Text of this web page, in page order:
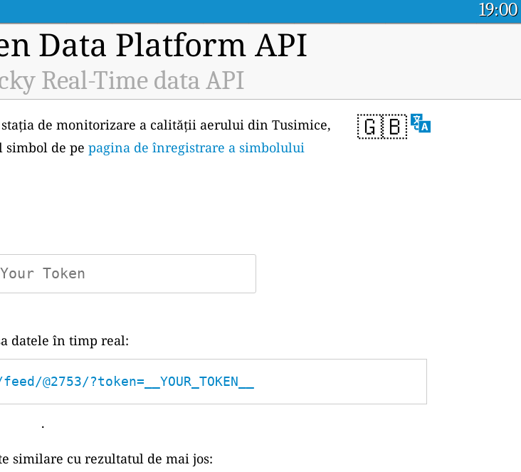
19:00
Data Platform API
Real-Time data API
🇬🇧
de monitorizare a calității aerului din Tusimice,
simbol de pe pagina de înregistrare a simbolului
datele în timp real:
?token=__YOUR_TOKEN__
.
similare cu rezultatul de mai jos: